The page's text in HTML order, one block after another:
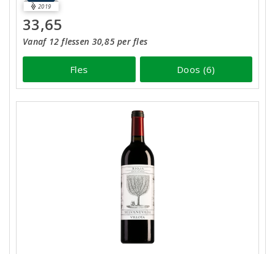
2019
33,65
Vanaf 12 flessen 30,85 per fles
Fles Doos (6)